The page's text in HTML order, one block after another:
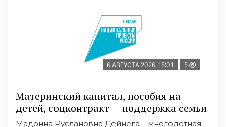
6 АВГУСТА 2026, 15:01 5
Материнский капитал, пособия на
детей, соцконтракт — поддержка семьи
Мадонна Руслановна Дейнега – многодетная